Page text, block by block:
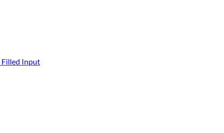
Filled Input